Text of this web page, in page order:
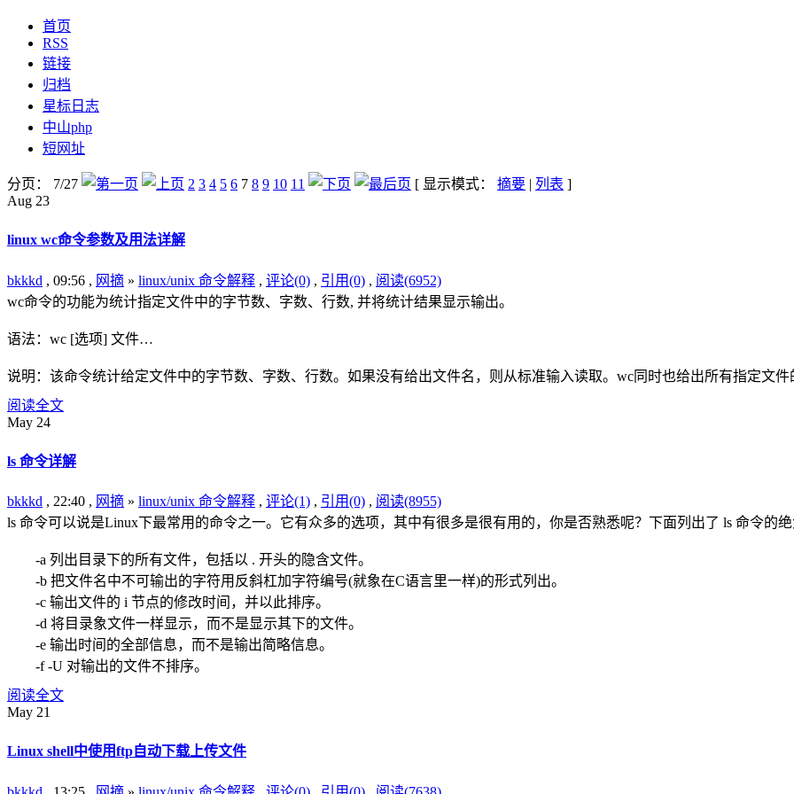
首页
RSS
链接
归档
星标日志
中山php
短网址
分页： 7/27 2 3 4 5 6 7 8 9 10 11 [ 显示模式： 摘要 | 列表 ]
Aug 23
linux wc命令参数及用法详解
bkkkd , 09:56 , 网摘 » linux/unix 命令解释 , 评论(0) , 引用(0) , 阅读(6952)
wc命令的功能为统计指定文件中的字节数、字数、行数, 并将统计结果显示输出。
语法：wc [选项] 文件…
说明：该命令统计给定文件中的字节数、字数、行数。如果没有给出文件名，则从标准输入读取。wc同时也给出所有指定文
阅读全文
May 24
ls 命令详解
bkkkd , 22:40 , 网摘 » linux/unix 命令解释 , 评论(1) , 引用(0) , 阅读(8955)
ls 命令可以说是Linux下最常用的命令之一。它有众多的选项，其中有很多是很有用的，你是否熟悉呢？下面列出了 ls 命令的绝
-a 列出目录下的所有文件，包括以 . 开头的隐含文件。
-b 把文件名中不可输出的字符用反斜杠加字符编号(就象在C语言里一样)的形式列出。
-c 输出文件的 i 节点的修改时间，并以此排序。
-d 将目录象文件一样显示，而不是显示其下的文件。
-e 输出时间的全部信息，而不是输出简略信息。
-f -U 对输出的文件不排序。
阅读全文
May 21
Linux shell中使用ftp自动下载上传文件